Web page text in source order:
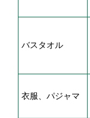
バスタオル
衣服、パジャマ